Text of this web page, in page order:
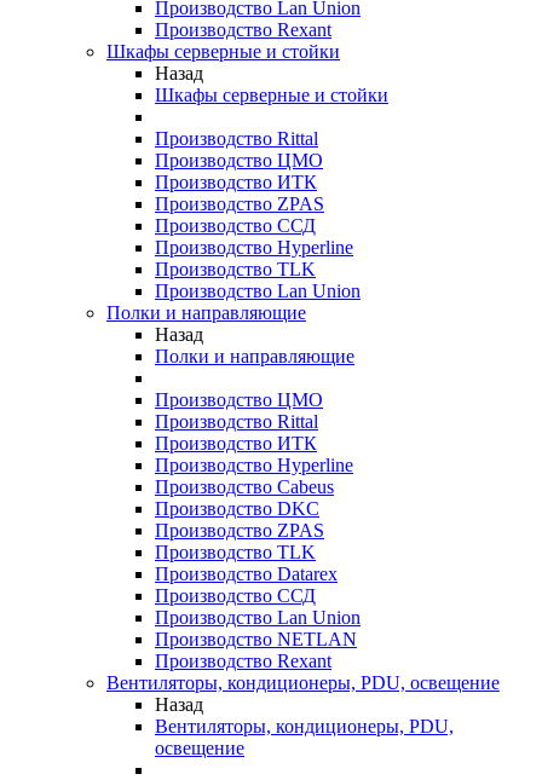
Производство Lan Union
Производство Rexant
Шкафы серверные и стойки
Назад
Шкафы серверные и стойки
Производство Rittal
Производство ЦМО
Производство ИТК
Производство ZPAS
Производство ССД
Производство Hyperline
Производство TLK
Производство Lan Union
Полки и направляющие
Назад
Полки и направляющие
Производство ЦМО
Производство Rittal
Производство ИТК
Производство Hyperline
Производство Cabeus
Производство DKC
Производство ZPAS
Производство TLK
Производство Datarex
Производство ССД
Производство Lan Union
Производство NETLAN
Производство Rexant
Вентиляторы, кондиционеры, PDU, освещение
Назад
Вентиляторы, кондиционеры, PDU,
освещение